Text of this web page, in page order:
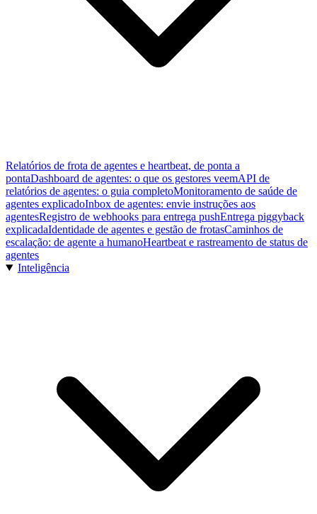
Relatórios de frota de agentes e heartbeat, de ponta a
pontaDashboard de agentes: o que os gestores veemAPI de
relatórios de agentes: o guia completoMonitoramento de saúde de
agentes explicadoInbox de agentes: envie instruções aos
agentesRegistro de webhooks para entrega pushEntrega piggyback
explicadaIdentidade de agentes e gestão de frotasCaminhos de
escalação: de agente a humanoHeartbeat e rastreamento de status de
agentes
Inteligência